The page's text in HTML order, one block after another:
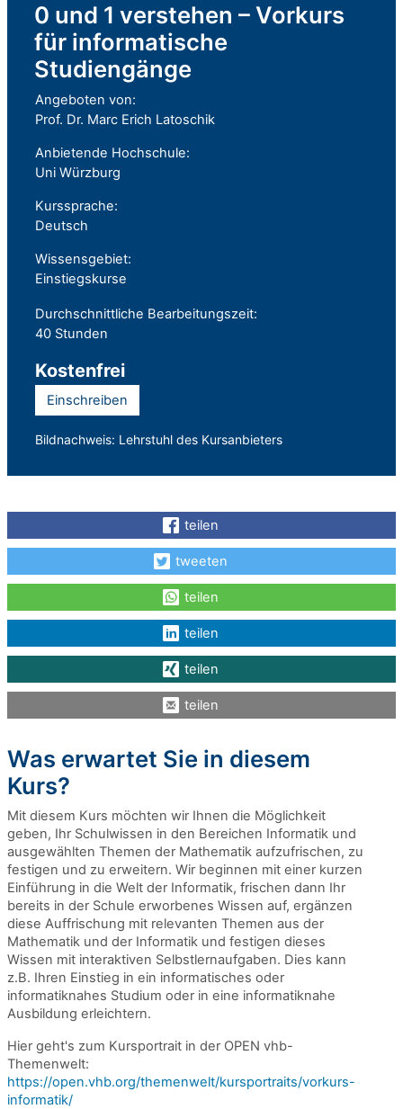
0 und 1 verstehen – Vorkurs
für informatische
Studiengänge
Angeboten von:
Prof. Dr. Marc Erich Latoschik
Anbietende Hochschule:
Uni Würzburg
Kurssprache:
Deutsch
Wissensgebiet:
Einstiegskurse
Durchschnittliche Bearbeitungszeit:
40 Stunden
Kostenfrei
Einschreiben
Bildnachweis: Lehrstuhl des Kursanbieters
teilen
tweeten
teilen
teilen
teilen
teilen
Was erwartet Sie in diesem
Kurs?
Mit diesem Kurs möchten wir Ihnen die Möglichkeit
geben, Ihr Schulwissen in den Bereichen Informatik und
ausgewählten Themen der Mathematik aufzufrischen, zu
festigen und zu erweitern. Wir beginnen mit einer kurzen
Einführung in die Welt der Informatik, frischen dann Ihr
bereits in der Schule erworbenes Wissen auf, ergänzen
diese Auffrischung mit relevanten Themen aus der
Mathematik und der Informatik und festigen dieses
Wissen mit interaktiven Selbstlernaufgaben. Dies kann
z.B. Ihren Einstieg in ein informatisches oder
informatiknahes Studium oder in eine informatiknahe
Ausbildung erleichtern.
Hier geht's zum Kursportrait in der OPEN vhb-
Themenwelt:
https://open.vhb.org/themenwelt/kursportraits/vorkurs-
informatik/